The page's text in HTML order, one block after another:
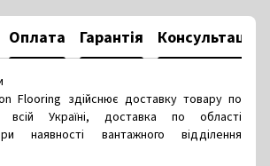
Оплата Гарантія Консультація
Flooring здійснює доставку товару по
Україні, доставка по області
наявності вантажного відділення